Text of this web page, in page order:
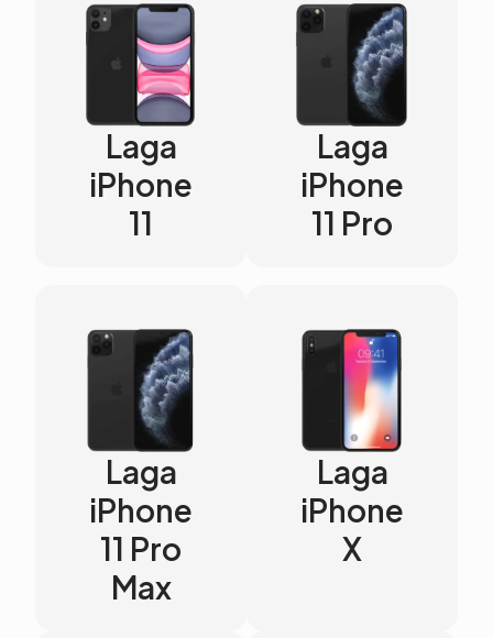
Laga
iPhone
11
Laga
iPhone
11 Pro
Laga
iPhone
11 Pro
Max
Laga
iPhone
X